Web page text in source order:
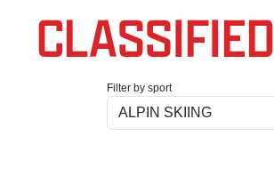
CLASSIFIED
Filter by sport